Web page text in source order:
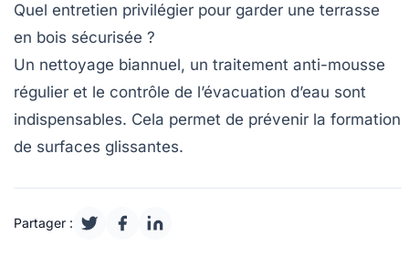
Quel entretien privilégier pour garder une terrasse
en bois sécurisée ?
Un nettoyage biannuel, un traitement anti-mousse
régulier et le contrôle de l’évacuation d’eau sont
indispensables. Cela permet de prévenir la formation
de surfaces glissantes.
Partager :